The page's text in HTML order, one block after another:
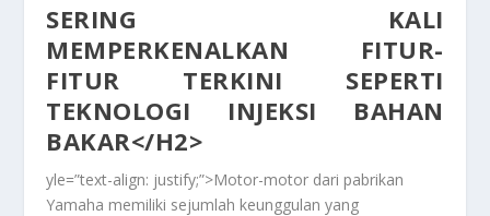
SERING KALI
MEMPERKENALKAN FITUR-
FITUR TERKINI SEPERTI
TEKNOLOGI INJEKSI BAHAN
BAKAR</H2>
yle=”text-align: justify;”>Motor-motor dari pabrikan
Yamaha memiliki sejumlah keunggulan yang